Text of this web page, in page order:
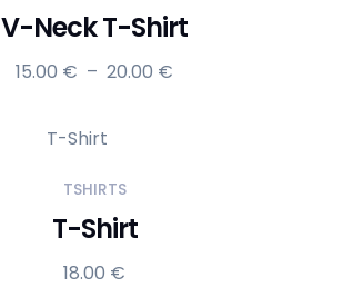
V-Neck T-Shirt
15.00 € – 20.00 €
TSHIRTS
T-Shirt
18.00 €